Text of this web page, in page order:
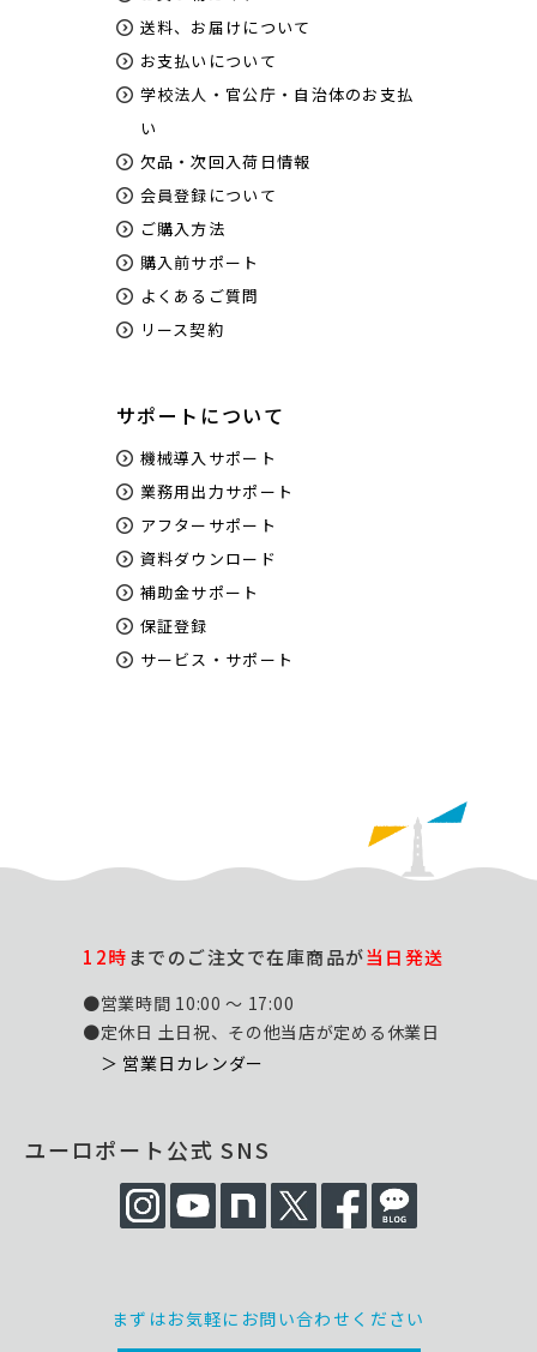
送料、お届けについて
お支払いについて
学校法人・官公庁・自治体のお支払
い
欠品・次回入荷日情報
会員登録について
ご購入方法
購入前サポート
よくあるご質問
リース契約
サポートについて
機械導入サポート
業務用出力サポート
アフターサポート
資料ダウンロード
補助金サポート
保証登録
サービス・サポート
12時までのご注文で在庫商品が当日発送
●営業時間 10:00 ～ 17:00
●定休日 土日祝、その他当店が定める休業日
＞ 営業日カレンダー
ユーロポート公式 SNS
まずはお気軽にお問い合わせください